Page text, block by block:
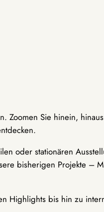
Zoomen Sie hinein,
oder stationären
bisherigen Projekte –
Highlights bis hin zu